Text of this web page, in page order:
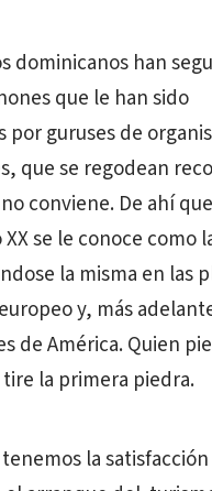
dominicanos han
que le han sido
por guruses de
que se regodean
conviene. De ahí
se le conoce como
la misma en las
y, más
de América. Quien
la primera piedra.
la